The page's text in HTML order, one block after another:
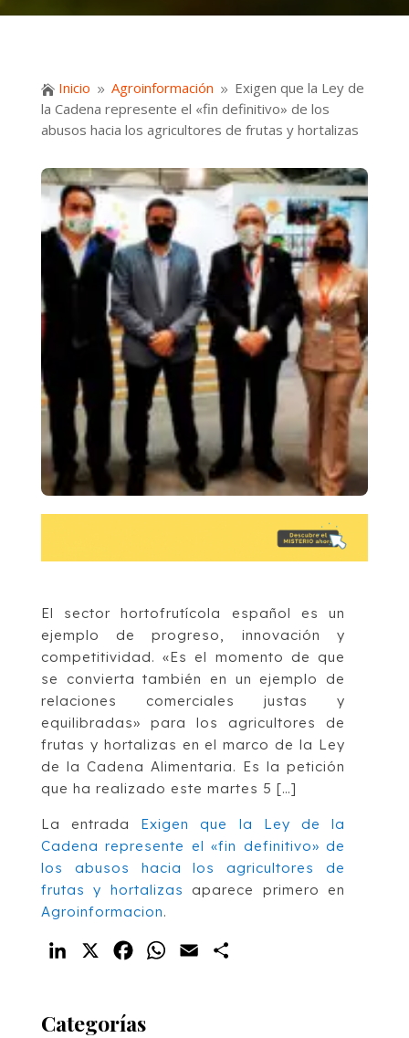
 Inicio 9 Agroinformación 9 Exigen que la Ley de
la Cadena represente el «fin definitivo» de los
abusos hacia los agricultores de frutas y hortalizas
El sector hortofrutícola español es un
ejemplo de progreso, innovación y
competitividad. «Es el momento de que
se convierta también en un ejemplo de
relaciones comerciales justas y
equilibradas» para los agricultores de
frutas y hortalizas en el marco de la Ley
de la Cadena Alimentaria. Es la petición
que ha realizado este martes 5 […]
La entrada Exigen que la Ley de la
Cadena represente el «fin definitivo» de
los abusos hacia los agricultores de
frutas y hortalizas aparece primero en
Agroinformacion.
LinkedIn FacebookWhatsApp
Email
Categorías